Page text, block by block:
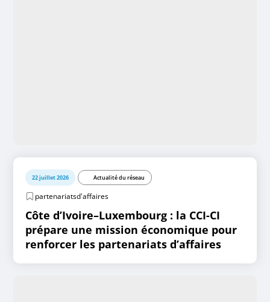
22 juillet 2026 Actualité du réseau
partenariatsd'affaires
Côte d’Ivoire–Luxembourg : la CCI-CI
prépare une mission économique pour
renforcer les partenariats d’affaires